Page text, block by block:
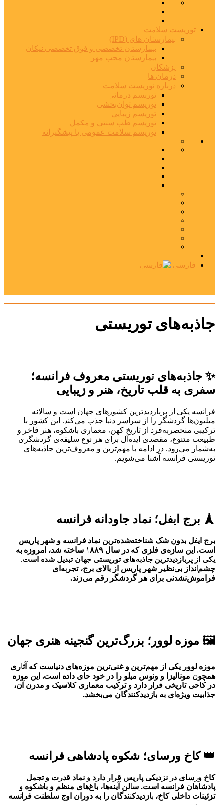
توریست سلامت
بیمارستان های (IPD)
بیمارستان تخصصی و فوق تخصصی نیکان
بیمارستان محب مهر
پزشکان
درمان ها
درباره توریست سلامت
توریسم درمانی
توریسم توان‌بخشی
توریسم زیبایی
توریسم طب سنتی و مکمل
توریسم سلامت عمومی یا پیشگیرانه
فارسی
جاذبه‌های توریستی
✨ جاذبه‌های توریستی معروف فرانسه؛
سفری به قلب تاریخ، هنر و زیبایی
فرانسه یکی از پربازدیدترین کشورهای جهان است و سالانه
میلیون‌ها گردشگر را از سراسر دنیا جذب می‌کند. این کشور با
ترکیبی منحصربه‌فرد از تاریخ کهن، معماری باشکوه، هنر فاخر و
طبیعت متنوع، مقصدی ایده‌آل برای هر نوع سلیقه‌ی گردشگری
به‌شمار می‌رود. در ادامه با مهم‌ترین و معروف‌ترین جاذبه‌های
توریستی فرانسه آشنا می‌شویم.
🗼 برج ایفل؛ نماد جاودانه فرانسه
برج ایفل بدون شک شناخته‌شده‌ترین نماد فرانسه و شهر پاریس
است. این سازه‌ی فلزی که در سال ۱۸۸۹ ساخته شد، امروزه به
یکی از پربازدیدترین جاذبه‌های توریستی جهان تبدیل شده است.
چشم‌انداز بی‌نظیر شهر پاریس از بالای برج، تجربه‌ای
فراموش‌نشدنی برای هر گردشگر رقم می‌زند.
🖼️ موزه لوور؛ بزرگ‌ترین گنجینه هنری جهان
موزه لوور یکی از مهم‌ترین و غنی‌ترین موزه‌های دنیاست که آثاری
همچون مونالیزا و ونوس میلو را در خود جای داده است. این موزه
در کاخی تاریخی قرار دارد و ترکیب معماری کلاسیک و مدرن آن،
جذابیت ویژه‌ای به بازدیدکنندگان می‌بخشد.
👑 کاخ ورسای؛ شکوه پادشاهی فرانسه
کاخ ورسای در نزدیکی پاریس قرار دارد و نماد قدرت و تجمل
پادشاهان فرانسه است. سالن آینه‌ها، باغ‌های منظم و باشکوه و
تزئینات داخلی کاخ، بازدیدکنندگان را به دوران اوج سلطنت فرانسه